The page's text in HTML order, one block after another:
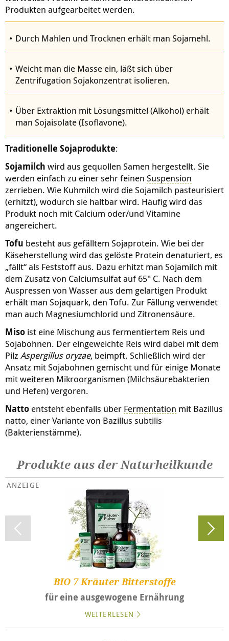
Produkten aufgearbeitet werden.
Durch Mahlen und Trocknen erhält man Sojamehl.
Weicht man die Masse ein, läßt sich über
Zentrifugation Sojakonzentrat isolieren.
Über Extraktion mit Lösungsmittel (Alkohol) erhält
man Sojaisolate (Isoflavone).
Traditionelle Sojaprodukte:
Sojamilch wird aus gequollen Samen hergestellt. Sie
werden einfach zu einer sehr feinen Suspension
zerrieben. Wie Kuhmilch wird die Sojamilch pasteurisiert
(erhitzt), wodurch sie haltbar wird. Häufig wird das
Produkt noch mit Calcium oder/und Vitamine
angereichert.
Tofu besteht aus gefälltem Sojaprotein. Wie bei der
Käseherstellung wird das gelöste Protein denaturiert, es
„fällt“ als Feststoff aus. Dazu erhitzt man Sojamilch mit
dem Zusatz von Calciumsulfat auf 65° C. Nach dem
Auspressen von Wasser aus dem gelartigen Produkt
erhält man Sojaquark, den Tofu. Zur Fällung verwendet
man auch Magnesiumchlorid und Zitronensäure.
Miso ist eine Mischung aus fermentiertem Reis und
Sojabohnen. Der eingeweichte Reis wird dabei mit dem
Pilz Aspergillus oryzae, beimpft. Schließlich wird der
Ansatz mit Sojabohnen gemischt und für einige Monate
mit weiteren Mikroorganismen (Milchsäurebakterien
und Hefen) vergoren.
Natto entsteht ebenfalls über Fermentation mit Bazillus
natto, einer Variante von Bazillus subtilis
(Bakterienstämme).
Produkte aus der Naturheilkunde
BIO 7 Kräuter Bitterstoffe
für eine ausgewogene Ernährung
WEITERLESEN